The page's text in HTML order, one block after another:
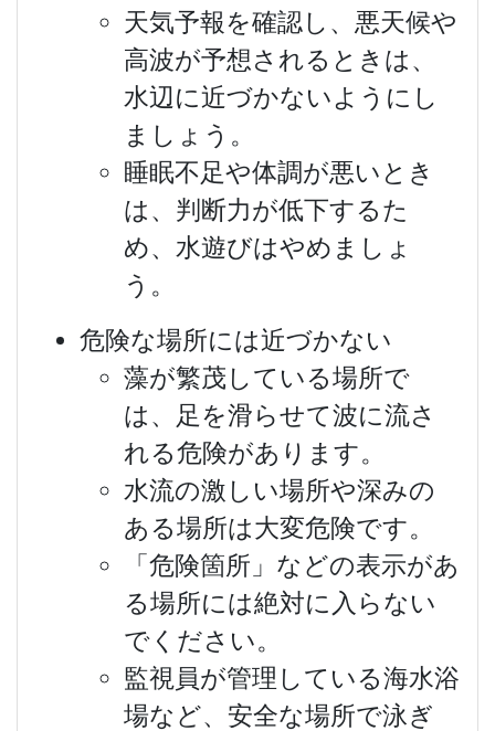
天気予報を確認し、悪天候や
高波が予想されるときは、
水辺に近づかないようにし
ましょう。
睡眠不足や体調が悪いとき
は、判断力が低下するた
め、水遊びはやめましょ
う。
危険な場所には近づかない
藻が繁茂している場所で
は、足を滑らせて波に流さ
れる危険があります。
水流の激しい場所や深みの
ある場所は大変危険です。
「危険箇所」などの表示があ
る場所には絶対に入らない
でください。
監視員が管理している海水浴
場など、安全な場所で泳ぎ